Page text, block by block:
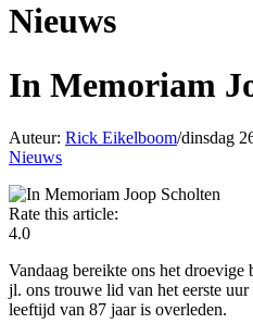
Nieuws
In Memoriam
Auteur: Rick Eikelboom/dinsdag
Nieuws
Rate this article:
4.0
Vandaag bereikte ons het
jl. ons trouwe lid van het eerste
leeftijd van 87 jaar is overleden.